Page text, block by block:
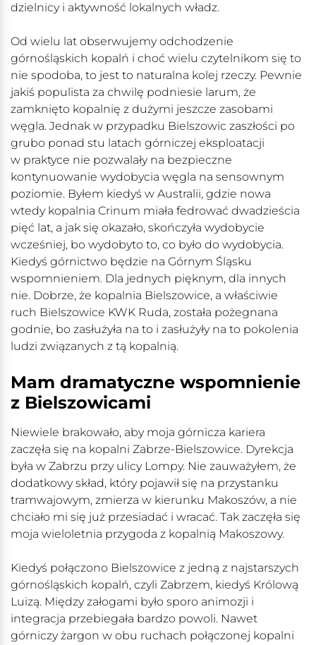
dzielnicy i aktywność lokalnych władz.
Od wielu lat obserwujemy odchodzenie
górnośląskich kopalń i choć wielu czytelnikom się to
nie spodoba, to jest to naturalna kolej rzeczy. Pewnie
jakiś populista za chwilę podniesie larum, że
zamknięto kopalnię z dużymi jeszcze zasobami
węgla. Jednak w przypadku Bielszowic zaszłości po
grubo ponad stu latach górniczej eksploatacji
w praktyce nie pozwalały na bezpieczne
kontynuowanie wydobycia węgla na sensownym
poziomie. Byłem kiedyś w Australii, gdzie nowa
wtedy kopalnia Crinum miała fedrować dwadzieścia
pięć lat, a jak się okazało, skończyła wydobycie
wcześniej, bo wydobyto to, co było do wydobycia.
Kiedyś górnictwo będzie na Górnym Śląsku
wspomnieniem. Dla jednych pięknym, dla innych
nie. Dobrze, że kopalnia Bielszowice, a właściwie
ruch Bielszowice KWK Ruda, została pożegnana
godnie, bo zasłużyła na to i zasłużyły na to pokolenia
ludzi związanych z tą kopalnią.
Mam dramatyczne wspomnienie
z Bielszowicami
Niewiele brakowało, aby moja górnicza kariera
zaczęła się na kopalni Zabrze-Bielszowice. Dyrekcja
była w Zabrzu przy ulicy Lompy. Nie zauważyłem, że
dodatkowy skład, który pojawił się na przystanku
tramwajowym, zmierza w kierunku Makoszów, a nie
chciało mi się już przesiadać i wracać. Tak zaczęła się
moja wieloletnia przygoda z kopalnią Makoszowy.
Kiedyś połączono Bielszowice z jedną z najstarszych
górnośląskich kopalń, czyli Zabrzem, kiedyś Królową
Luizą. Między załogami było sporo animozji i
integracja przebiegała bardzo powoli. Nawet
górniczy żargon w obu ruchach połączonej kopalni